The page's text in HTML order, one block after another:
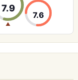
7.9
▲
7.6